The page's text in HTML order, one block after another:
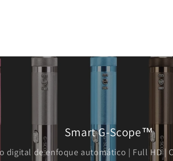
Smart G-Scope™
digital de enfoque automático | Full HD |